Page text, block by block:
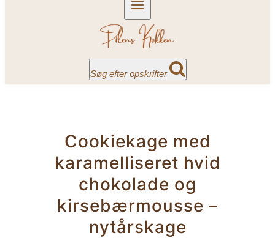
Søg efter opskrifter
Cookiekage med
karamelliseret hvid
chokolade og
kirsebærmousse –
nytårskage